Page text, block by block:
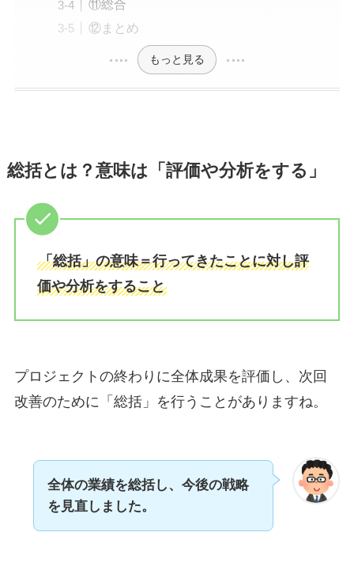
⑪総合
⑫まとめ
もっと見る
総括とは？意味は「評価や分析をする」
「総括」の意味＝行ってきたことに対し評
価や分析をすること
プロジェクトの終わりに全体成果を評価し、次回
改善のために「総括」を行うことがありますね。
全体の業績を総括し、今後の戦略
を見直しました。